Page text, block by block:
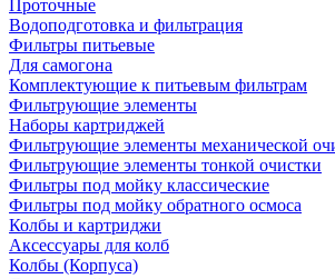
Проточные
Водоподготовка и фильтрация
Фильтры питьевые
Для самогона
Комплектующие к питьевым фильтрам
Фильтрующие элементы
Наборы картриджей
Фильтрующие элементы механической
Фильтрующие элементы тонкой очистки
Фильтры под мойку классические
Фильтры под мойку обратного осмоса
Колбы и картриджи
Аксессуары для колб
Колбы (Корпуса)